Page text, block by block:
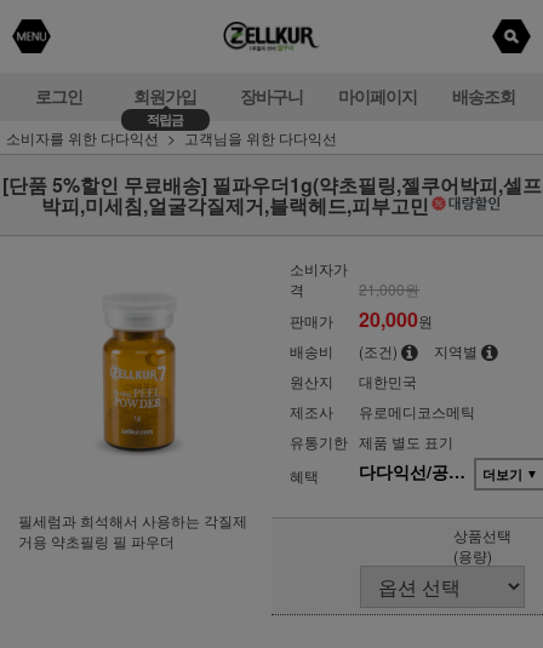
로그인 회원가입
적립금
장바구니 마이페이지 배송조회
소비자를 위한 다다익선 고객님을 위한 다다익선
[단품 5%할인 무료배송] 필파우더1g(약초필링,젤쿠어박피,셀프
박피,미세침,얼굴각질제거,블랙헤드,피부고민
필세럼과 희석해서 사용하는 각질제
거용 약초필링 필 파우더
소비자가
격
21,000원
판매가
20,000원
배송비
(조건)
지역별
원산지
대한민국
제조사
유로메디코스메틱
유통기한 제품 별도 표기
혜택
다다익선/공동구매(단품) 더보기 ▼
상품선택
(용량)